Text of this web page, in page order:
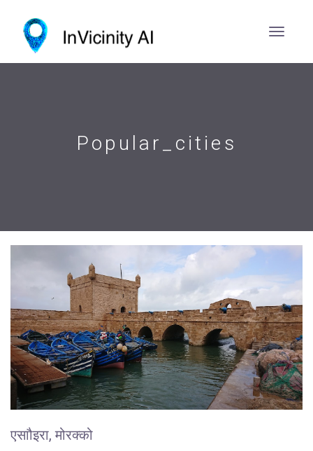
Popular_cities
एसाौइरा, मोरक्को